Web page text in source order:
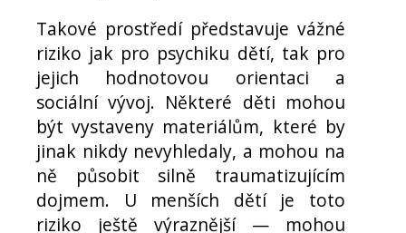
Takové prostředí představuje vážné
riziko jak pro psychiku dětí, tak pro
jejich hodnotovou orientaci a
sociální vývoj. Některé děti mohou
být vystaveny materiálům, které by
jinak nikdy nevyhledaly, a mohou na
ně působit silně traumatizujícím
dojmem. U menších dětí je toto
riziko ještě výraznější — mohou